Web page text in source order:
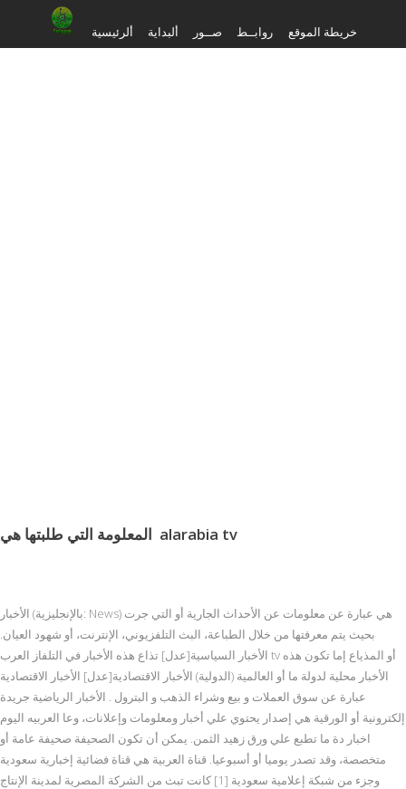
ألرئيسية ألبداية صــور روابــط خريطة الموقع
المعلومة التي طلبتها هي alarabia tv
الأخبار (بالإنجليزية: News) هي عبارة عن معلومات عن الأحداث الجارية أو التي جرت
بحيث يتم معرفتها من خلال الطباعة، البث التلفزيوني، الإنترنت، أو شهود العيان.
الأخبار السياسية[عدل] تذاع هذه الأخبار في التلفاز العرب tv أو المذياع إما تكون هذه
الأخبار محلية لدولة ما أو العالمية (الدولية) الأخبار الاقتصادية[عدل] الأخبار الاقتصادية
عبارة عن سوق العملات و بيع وشراء الذهب و البترول . الأخبار الرياضية جريدة
إلكترونية أو الورقية هي إصدار يحتوي علي أخبار ومعلومات وإعلانات، وعا العربيه اليوم
اخبار دة ما تطبع علي ورق زهيد الثمن. يمكن أن تكون الصحيفة صحيفة عامة أو
متخصصة، وقد تصدر يوميا أو أسبوعيا. قناة العربية هي قناة فضائية إخبارية سعودية
وجزء من شبكة إعلامية سعودية [1] كانت تبث من الشركة المصرية لمدينة الإنتاج